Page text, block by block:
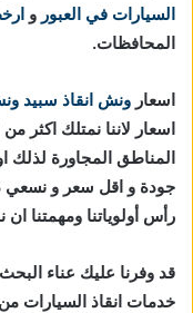
السيارات في العبور و
المحافظات.
اسعار ونش انقاذ سبيد
اسعار لاننا نمتلك اكثر من 100
المناطق المجاورة لذلك
جودة و اقل سعر و نسعي
رأس أولوياتنا ومهمتنا
قد وفرنا عليك عناء
خدمات انقاذ السيارات